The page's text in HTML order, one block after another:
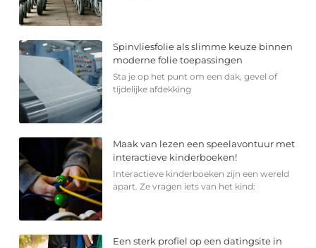
Spinvliesfolie als slimme keuze binnen
moderne folie toepassingen
Sta je op het punt om een dak, gevel of
tijdelijke afdekking
Maak van lezen een speelavontuur met
interactieve kinderboeken!
Interactieve kinderboeken zijn een wereld
apart. Ze vragen iets van het kind:
Een sterk profiel op een datingsite in